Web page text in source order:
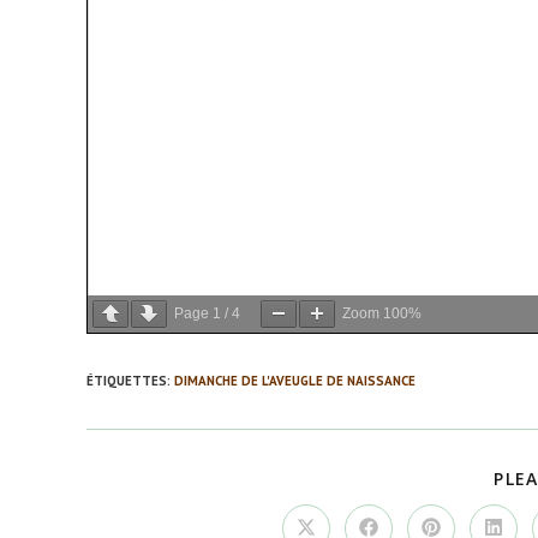
Page 1 / 4 Zoom 100%
ÉTIQUETTES: DIMANCHE DE L'AVEUGLE DE NAISSANCE